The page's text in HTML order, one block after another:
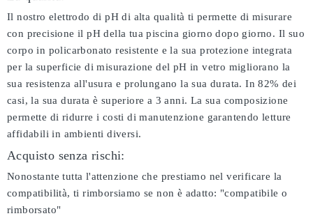
Il nostro elettrodo di pH di alta qualità ti permette di misurare
con precisione il pH della tua piscina giorno dopo giorno. Il suo
corpo in policarbonato resistente e la sua protezione integrata
per la superficie di misurazione del pH in vetro migliorano la
sua resistenza all'usura e prolungano la sua durata. In 82% dei
casi, la sua durata è superiore a 3 anni. La sua composizione
permette di ridurre i costi di manutenzione garantendo letture
affidabili in ambienti diversi.
Acquisto senza rischi:
Nonostante tutta l'attenzione che prestiamo nel verificare la
compatibilità, ti rimborsiamo se non è adatto: "compatibile o
rimborsato"